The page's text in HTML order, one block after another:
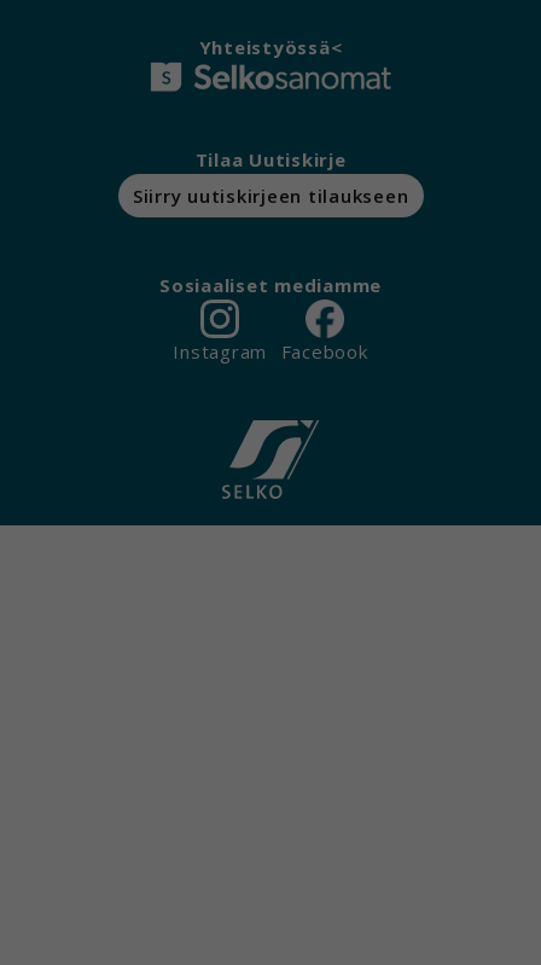
Yhteistyössä<
Tilaa Uutiskirje
Siirry uutiskirjeen tilaukseen
Sosiaaliset mediamme
Instagram Facebook